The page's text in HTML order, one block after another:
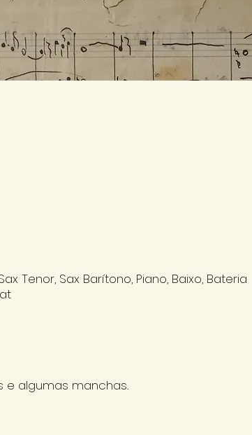
Tenor, Sax Barítono, Piano, Baixo, Bateria
algumas manchas.